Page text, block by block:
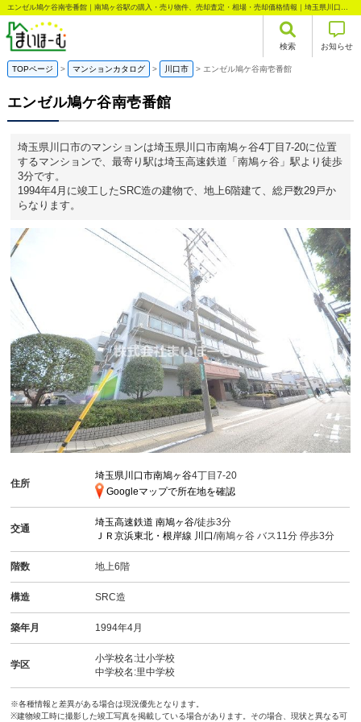
エンゼル鳩ケ谷南壱番館｜南鳩ヶ谷駅の購入・売り物件、売却査定・相場・売却価格情報｜埼玉県川口市南鳩ヶ谷4丁目のマンション情報｜まいほーむ
検索 お知らせ
TOPページ マンションカタログ 川口市 エンゼル鳩ケ谷南壱番館
エンゼル鳩ケ谷南壱番館
埼玉県川口市のマンションは埼玉県川口市南鳩ヶ谷4丁目7-20に位置
するマンションで、最寄り駅は埼玉高速鉄道「南鳩ヶ谷」駅より徒歩
3分です。
1994年4月に竣工したSRC造の建物で、地上6階建て、総戸数29戸か
らなります。
住所
埼玉県川口市南鳩ヶ谷4丁目7-20
Googleマップで所在地を確認
交通
埼玉高速鉄道南鳩ヶ谷/徒歩3分
ＪＲ京浜東北・根岸線 川口/南鳩ヶ谷 バス11分 停歩3分
階数 地上6階
構造 SRC造
築年月 1994年4月
学区
小学校名:辻小学校
中学校名:里中学校
※各種情報と差異がある場合は現況優先となります。
※建物竣工時に撮影した竣工写真を掲載している場合があります。その場合、現状と異なる可